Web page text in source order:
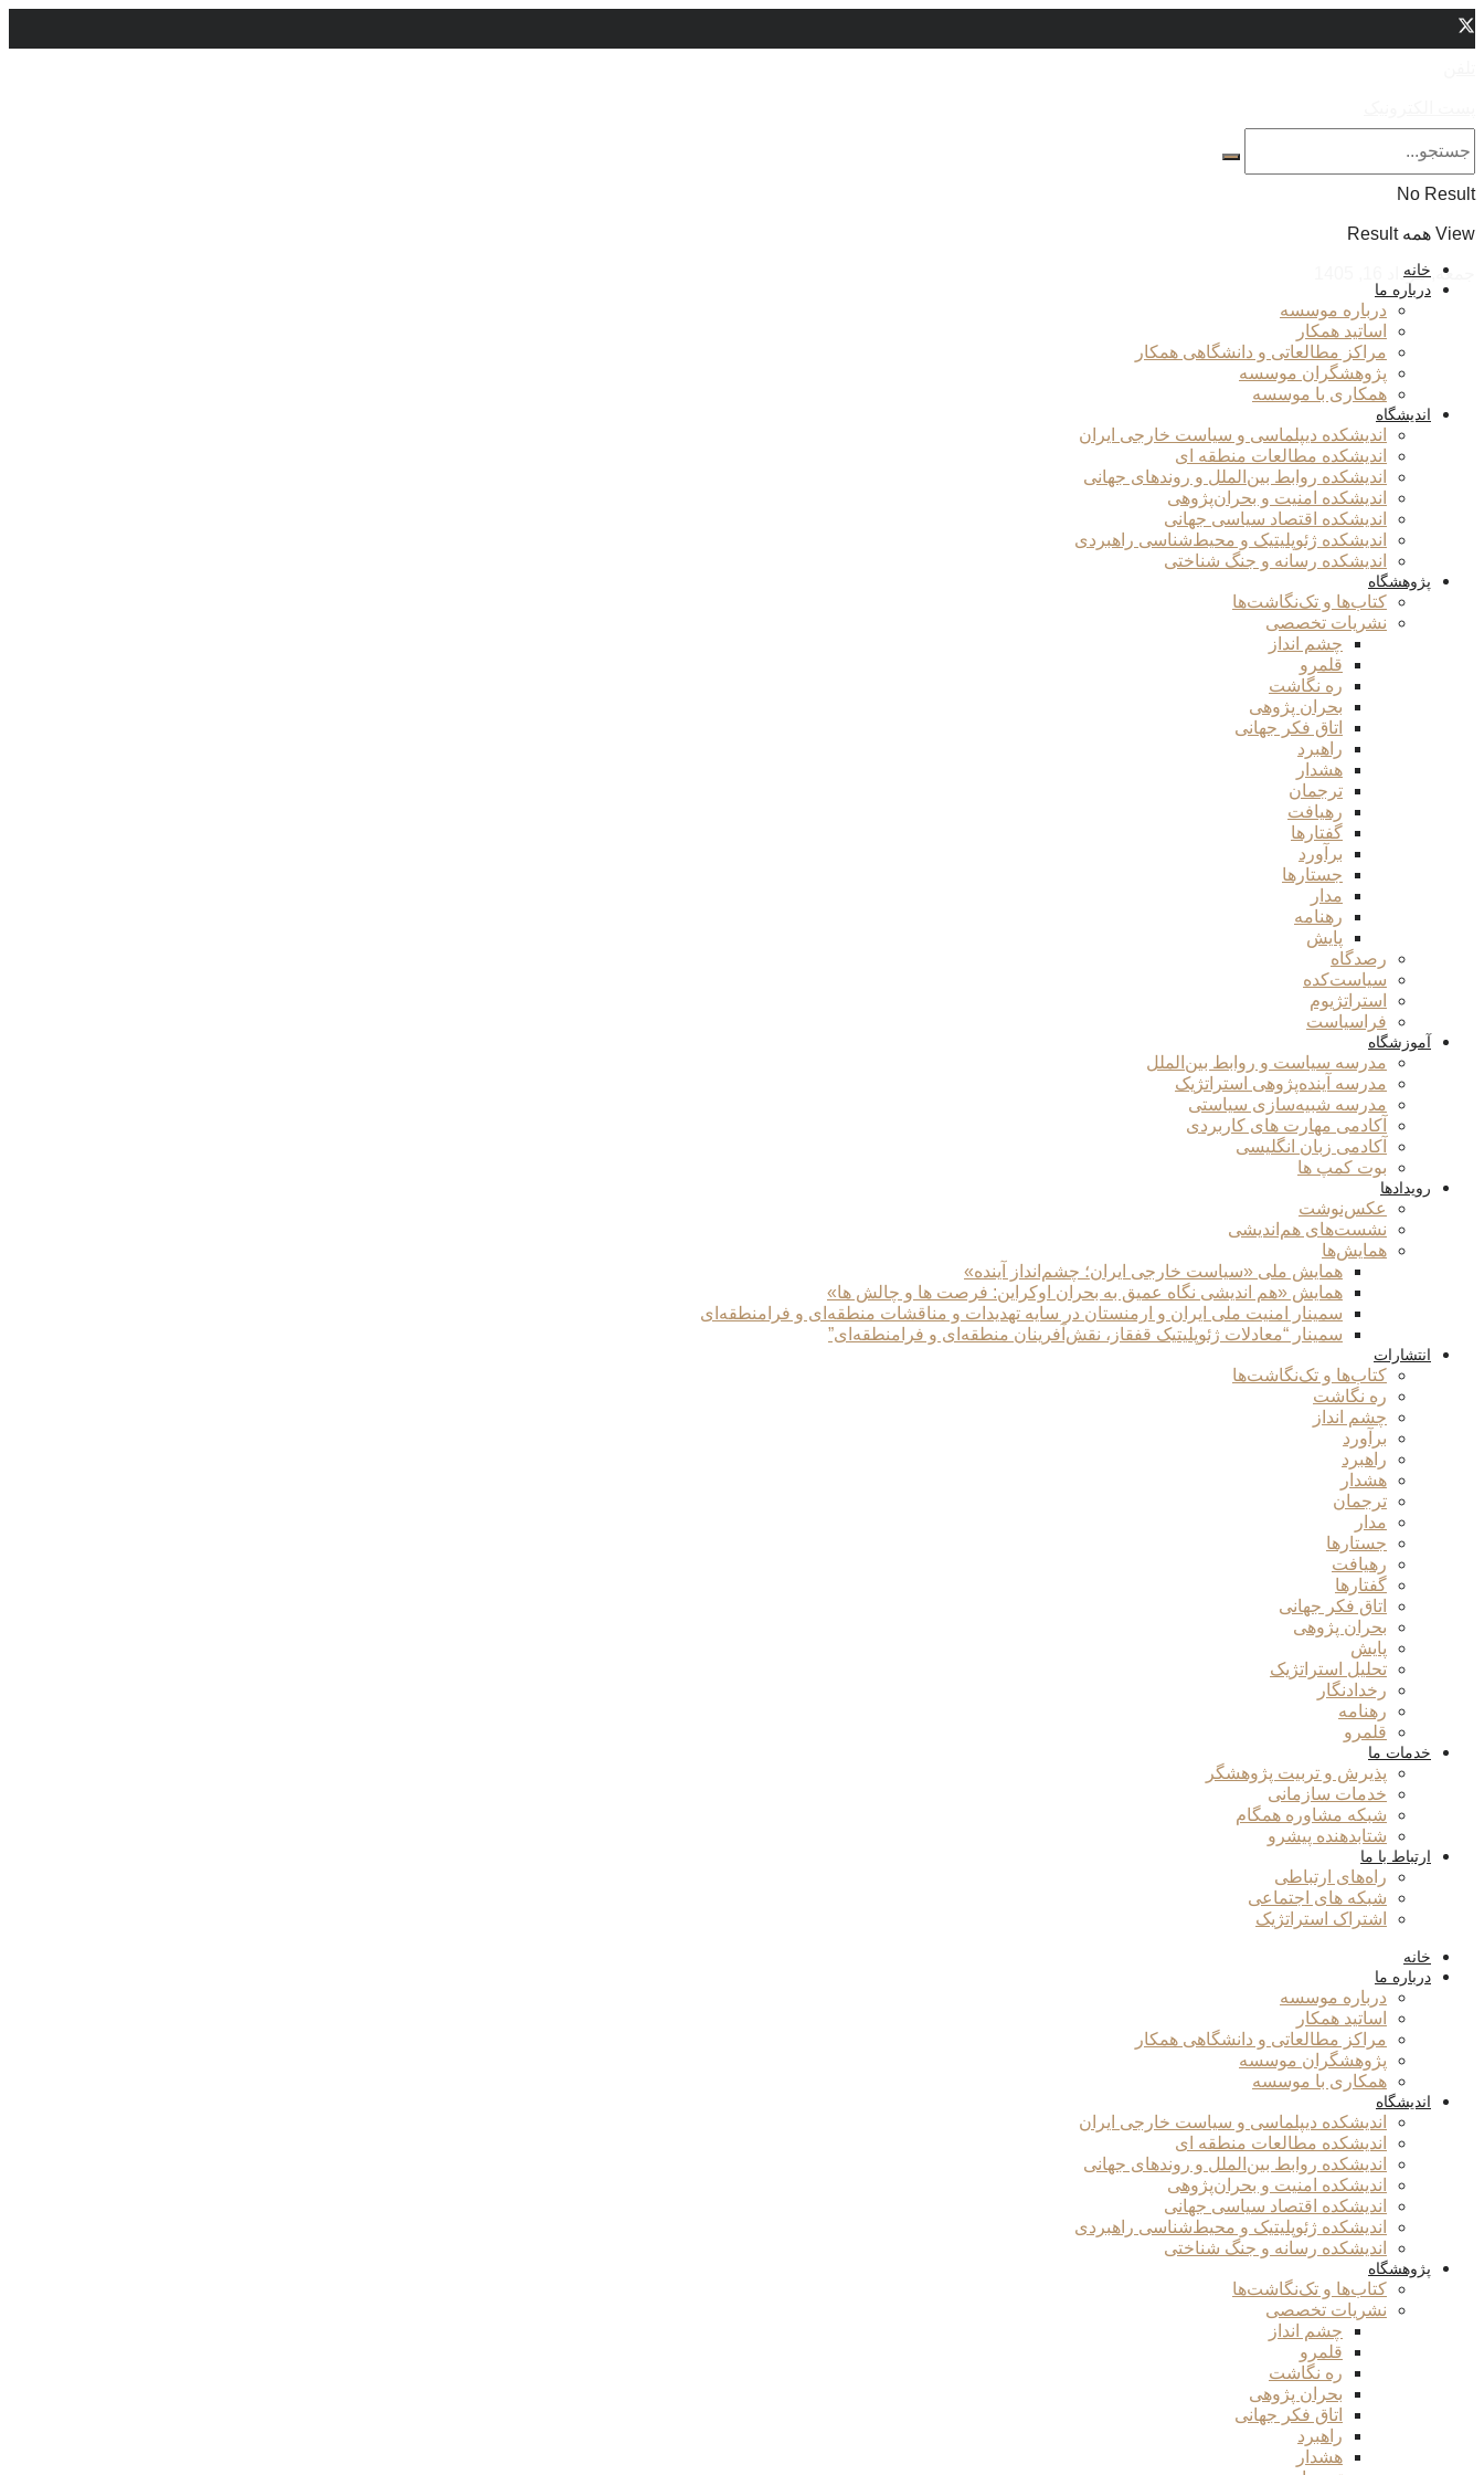
No Result
View همه Result
جمعه, مرداد 16, 1405
خانه
درباره ما
درباره موسسه
اساتید همکار
مراکز مطالعاتی و دانشگاهی همکار
پژوهشگران موسسه
همکاری با موسسه
اندیشگاه
اندیشکده دیپلماسی و سیاست خارجی ایران
اندیشکده مطالعات منطقه ای
اندیشکده روابط بین‌الملل و روندهای جهانی
اندیشکده امنیت و بحران‌پژوهی
اندیشکده اقتصاد سیاسی جهانی
اندیشکده ژئوپلیتیک و محیط‌شناسی راهبردی
اندیشکده رسانه و جنگ شناختی
پژوهشگاه
کتاب‌ها و تک‌نگاشت‌ها
نشریات تخصصی
چشم انداز
قلمرو
ره نگاشت
بحران پژوهی
اتاق فکر جهانی
راهبرد
هشدار
ترجمان
رهیافت
گفتارها
برآورد
جستارها
مدار
رهنامه
پایش
رصدگاه
سیاست‌کده
استراتژیوم
فراسیاست
آموزشگاه
مدرسه سیاست و روابط بین‌الملل
مدرسه آینده‌پژوهی استراتژیک
مدرسه شبیه‌سازی سیاستی
آکادمی مهارت های کاربردی
آکادمی زبان انگلیسی
بوت کمپ ها
رویدادها
عکس‌نوشت
نشست‌های هم‌اندیشی
همایش‌ها
همایش ملی «سیاست خارجی ایران؛ چشم‌انداز آینده»
همایش «هم اندیشی نگاه عمیق به بحران اوکراین: فرصت ها و چالش ها»
سمینار امنیت ملی ایران و ارمنستان در سایه تهدیدات و مناقشات منطقه‌ای و فرامنطقه‌ای
سمینار “معادلات ژئوپلیتیک قفقاز، نقش‌آفرینان منطقه‌ای و فرامنطقه‌ای”
انتشارات
کتاب‌ها و تک‌نگاشت‌ها
ره نگاشت
چشم انداز
برآورد
راهبرد
هشدار
ترجمان
مدار
جستارها
رهیافت
گفتارها
اتاق فکر جهانی
بحران پژوهی
پایش
تحلیل استراتژیک
رخدادنگار
رهنامه
قلمرو
خدمات ما
پذیرش و تربیت پژوهشگر
خدمات سازمانی
شبکه مشاوره همگام
شتابدهنده پیشرو
ارتباط با ما
راه‌های ارتباطی
شبکه های اجتماعی
اشتراک استراتژیک
خانه
درباره ما
درباره موسسه
اساتید همکار
مراکز مطالعاتی و دانشگاهی همکار
پژوهشگران موسسه
همکاری با موسسه
اندیشگاه
اندیشکده دیپلماسی و سیاست خارجی ایران
اندیشکده مطالعات منطقه ای
اندیشکده روابط بین‌الملل و روندهای جهانی
اندیشکده امنیت و بحران‌پژوهی
اندیشکده اقتصاد سیاسی جهانی
اندیشکده ژئوپلیتیک و محیط‌شناسی راهبردی
اندیشکده رسانه و جنگ شناختی
پژوهشگاه
کتاب‌ها و تک‌نگاشت‌ها
نشریات تخصصی
چشم انداز
قلمرو
ره نگاشت
بحران پژوهی
اتاق فکر جهانی
راهبرد
هشدار